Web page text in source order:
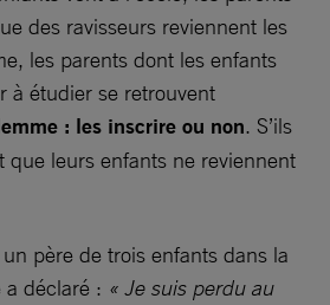
des ravisseurs reviennent les
les parents dont les enfants
à étudier se retrouvent
: les inscrire ou non. S’ils
que leurs enfants ne reviennent
père de trois enfants dans la
a déclaré : « Je suis perdu au